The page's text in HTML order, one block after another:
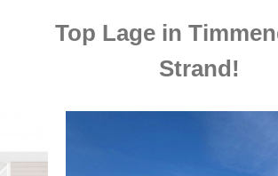
Top Lage in
Strand!